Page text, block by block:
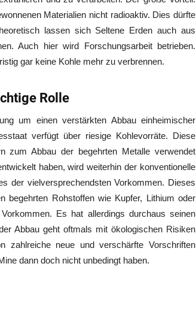
Materialien nicht radioaktiv. Dies dürfte
lassen sich Seltene Erden auch aus
Auch hier wird Forschungsarbeit betrieben.
gar keine Kohle mehr zu verbrennen.
Rolle
um einen verstärkten Abbau einheimischer
verfügt über riesige Kohlevorräte. Diese
zum Abbau der begehrten Metalle verwendet
haben, wird weiterhin der konventionelle
der vielversprechendsten Vorkommen. Dieses
begehrten Rohstoffen wie Kupfer, Lithium oder
Es hat allerdings durchaus seinen
Abbau geht oftmals mit ökologischen Risiken
zahlreiche neue und verschärfte Vorschriften
dann doch nicht unbedingt haben.